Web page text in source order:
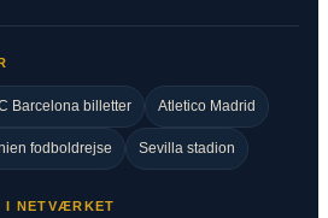
Barcelona billetter Atletico Madrid
fodboldrejse Sevilla stadion
I NETVÆRKET